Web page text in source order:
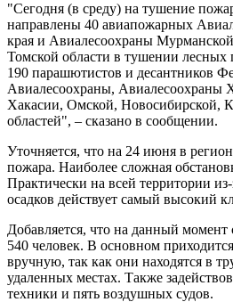
"Сегодня (в среду) на тушение
направлены 40 авиапожарных
края и Авиалесоохраны
Томской области в тушении
190 парашютистов и десантников
Авиалесоохраны, Авиалесоохраны
Хакасии, Омской, Новосибирской,
областей", – сказано в сообщении.
Уточняется, что на 24 июня в
пожара. Наиболее сложная
Практически на всей территории
осадков действует самый высокий
Добавляется, что на данный момент
540 человек. В основном
вручную, так как они находятся в
удаленных местах. Также
техники и пять воздушных судов.